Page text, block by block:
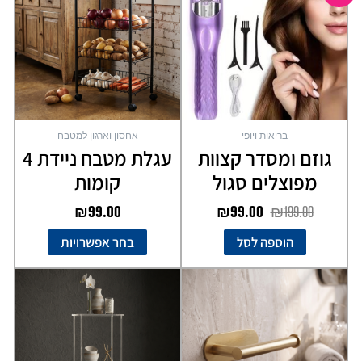
בריאות ויופי
גוזם ומסדר קצוות
מפוצלים סגול
₪199.00
₪199.00.
₪99.00
₪99.00.
הוספה לסל
אחסון וארגון למטבח
עגלת מטבח ניידת 4
קומות
₪99.00
בחר אפשרויות
מספר
סוגים.
ניתן
לבחור
את
בעמוד